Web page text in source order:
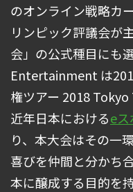
のオンライン戦略カ
リンピック評議会が
会」の公式種目にも
Entertainment は
権ツアー 2018 Tokyo
近年日本におけるeス
り、本大会はその一
喜びを仲間と分かち
本に醸成する目的を